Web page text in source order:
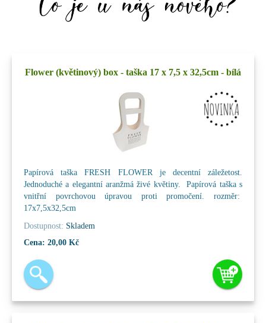
Flower (květinový) box - taška 17 x 7,5 x 32,5cm - bílá
Papírová taška FRESH FLOWER je decentní záležetost.
Jednoduché a elegantní aranžmá živé květiny. Papírová taška s
vnitřní povrchovou úpravou proti promočení. rozměr:
17x7,5x32,5cm
Dostupnost: Skladem
Cena: 20,00 Kč